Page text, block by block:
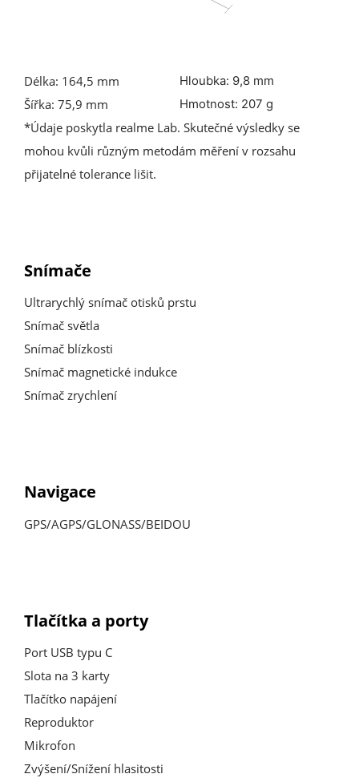
Délka: 164,5 mm
Šířka: 75,9 mm
Hloubka: 9,8 mm
Hmotnost: 207 g
*Údaje poskytla realme Lab. Skutečné výsledky se
mohou kvůli různým metodám měření v rozsahu
přijatelné tolerance lišit.
Snímače
Ultrarychlý snímač otisků prstu
Snímač světla
Snímač blízkosti
Snímač magnetické indukce
Snímač zrychlení
Navigace
GPS/AGPS/GLONASS/BEIDOU
Tlačítka a porty
Port USB typu C
Slota na 3 karty
Tlačítko napájení
Reproduktor
Mikrofon
Zvýšení/Snížení hlasitosti